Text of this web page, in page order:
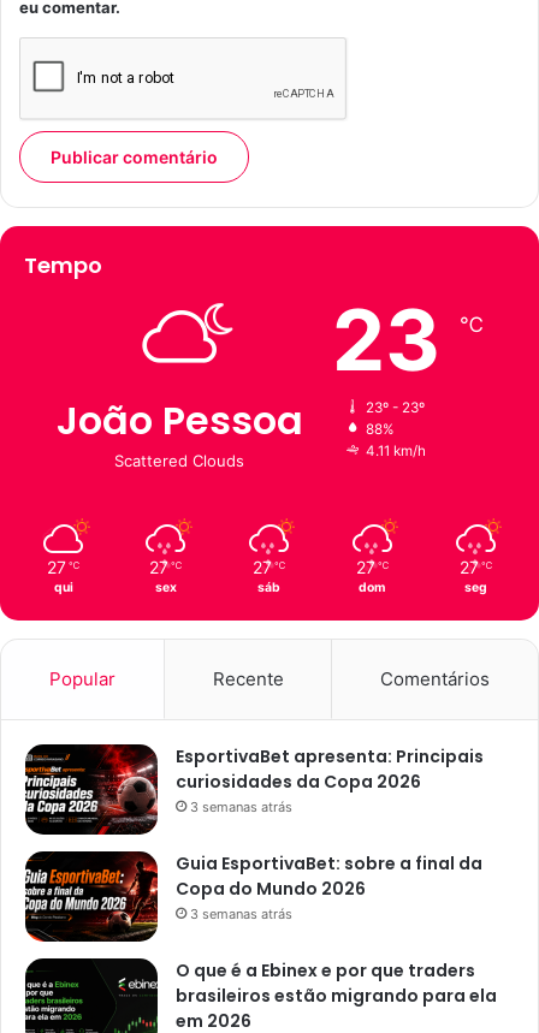
eu comentar.
Tempo
João Pessoa
Scattered Clouds
23 ℃
23º - 23º
88%
4.11 km/h
27 ℃
qui
27 ℃
sex
27 ℃
sáb
27 ℃
dom
27 ℃
seg
Popular Recente Comentários
EsportivaBet apresenta: Principais
curiosidades da Copa 2026
3 semanas atrás
Guia EsportivaBet: sobre a final da
Copa do Mundo 2026
3 semanas atrás
O que é a Ebinex e por que traders
brasileiros estão migrando para ela
em 2026